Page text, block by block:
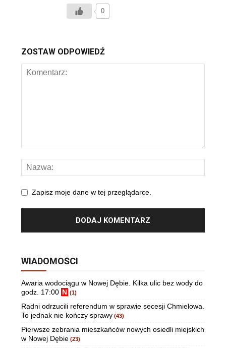
0
ZOSTAW ODPOWIEDŹ
Zapisz moje dane w tej przeglądarce.
WIADOMOŚCI
Awaria wodociągu w Nowej Dębie. Kilka ulic bez wody do
godz. 17:00 N (1)
Radni odrzucili referendum w sprawie secesji Chmielowa.
To jednak nie kończy sprawy (43)
Pierwsze zebrania mieszkańców nowych osiedli miejskich
w Nowej Dębie (23)